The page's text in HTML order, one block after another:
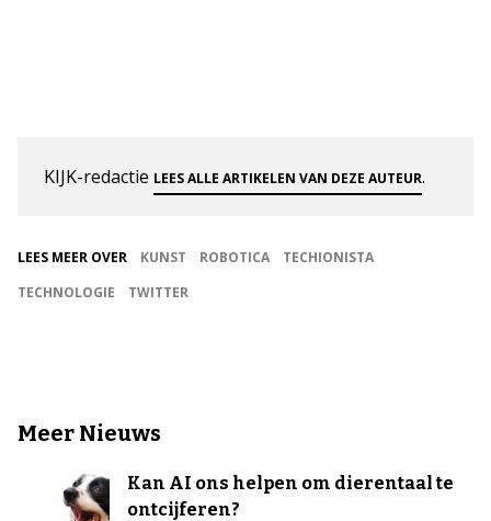
KIJK-redactie LEES ALLE ARTIKELEN VAN DEZE AUTEUR.
LEES MEER OVER KUNST ROBOTICA
TECHIONISTA
TECHNOLOGIE
TWITTER
Meer Nieuws
Kan AI ons helpen om dierentaal te
ontcijferen?